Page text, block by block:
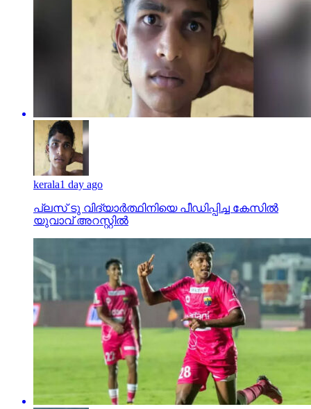
kerala1 day ago
പ്ലസ് ടു വിദ്യാര്‍ത്ഥിനിയെ പീഡിപ്പിച്ച കേസില്‍
യുവാവ് അറസ്റ്റില്‍